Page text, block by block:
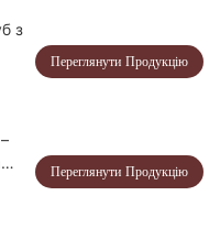
з
Переглянути Продукцію
Переглянути Продукцію